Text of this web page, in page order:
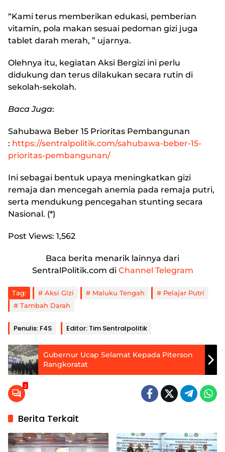
“Kami terus memberikan edukasi, pemberian
vitamin, pola makan sesuai pedoman gizi juga
tablet darah merah, ” ujarnya.
Olehnya itu, kegiatan Aksi Bergizi ini perlu
didukung dan terus dilakukan secara rutin di
sekolah-sekolah.
Baca Juga:
Sahubawa Beber 15 Prioritas Pembangunan
: https://sentralpolitik.com/sahubawa-beber-15-
prioritas-pembangunan/
Ini sebagai bentuk upaya meningkatkan gizi
remaja dan mencegah anemia pada remaja putri,
serta mendukung pencegahan stunting secara
Nasional. (*)
Post Views: 1,562
Baca berita menarik lainnya dari
SentralPolitik.com di Channel Telegram
Tag: Aksi Gizi Maluku Tengah
Pelajar Putri
Tambah Darah
Penulis: F4S Editor: Tim Sentralpolitik
Gubernur Ucap Selamat Kepada Piterson
Rangkoratat
2
Berita Terkait